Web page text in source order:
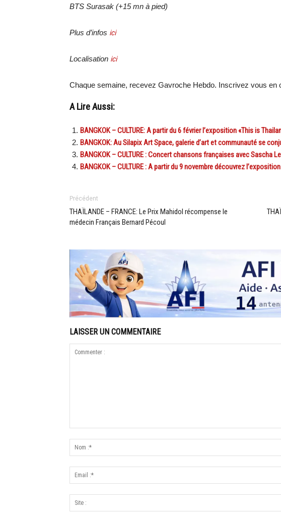
BTS Surasak (+15 mn à pied)
Plus d’infos ici
Localisation ici
Chaque semaine, recevez Gavroche Hebdo. Inscrivez vous en
A Lire Aussi:
BANGKOK – CULTURE: A partir du 6 février l’exposition «This is
BANGKOK: Au Silapix Art Space, galerie d’art et communauté se
BANGKOK – CULTURE : Concert chansons françaises avec Sascha
BANGKOK – CULTURE : A partir du 9 novembre découvrez
Précédent
THAÏLANDE – FRANCE: Le Prix Mahidol récompense le
médecin Français Bernard Pécoul
LAISSER UN COMMENTAIRE